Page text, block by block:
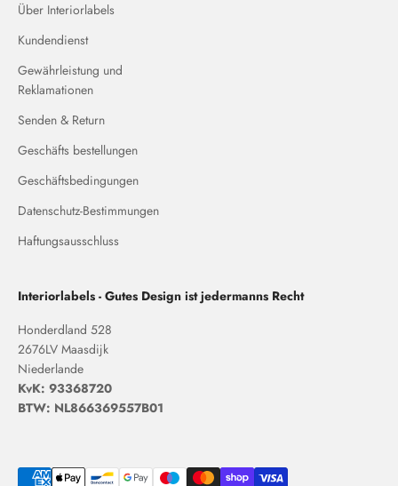
Über Interiorlabels
Kundendienst
Gewährleistung und
Reklamationen
Senden & Return
Geschäfts bestellungen
Geschäftsbedingungen
Datenschutz-Bestimmungen
Haftungsausschluss
Interiorlabels - Gutes Design ist jedermanns Recht
Honderdland 528
2676LV Maasdijk
Niederlande
KvK: 93368720
BTW: NL866369557B01